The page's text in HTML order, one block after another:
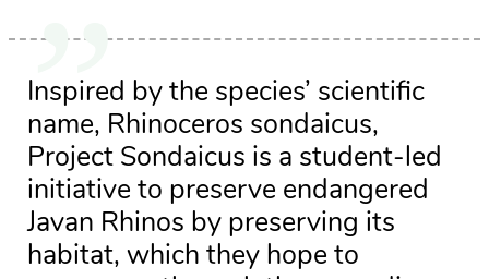
Inspired by the species’ scientific
name, Rhinoceros sondaicus,
Project Sondaicus is a student-led
initiative to preserve endangered
Javan Rhinos by preserving its
habitat, which they hope to